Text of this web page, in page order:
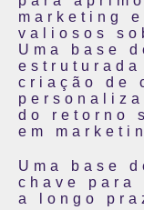
marketing
valiosos
Uma base
criação de
do retorno
em
Uma base
chave para
a longo